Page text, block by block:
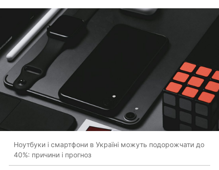
Ноутбуки і смартфони в Україні можуть подорожчати до
40%: причини і прогноз